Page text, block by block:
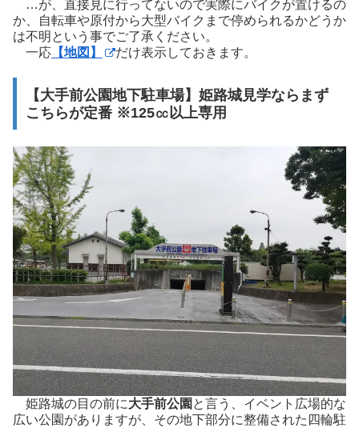
…が、直接見に行ってないので実際にバイクが置けるの
か、自転車や原付から大型バイクまで停められるかどうか
は不明という事でご了承ください。
一応 【地図】 だけ表示しておきます。
【大手前公園地下駐車場】姫路城見学ならまず
こちらが定番 ※125㏄以上専用
姫路城の目の前に大手前公園 と言う、イベント広場的な
広い公園がありますが、その地下部分に整備された四輪駐